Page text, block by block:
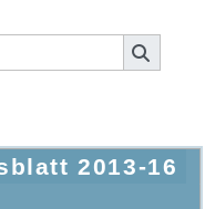
2013-16